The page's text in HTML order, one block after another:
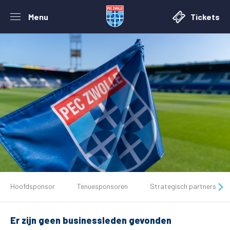
Menu Tickets
Tickets
Matchdays
Hoofdsponsor Tenuesponsoren Strategisch partners
Er zijn geen businessleden gevonden